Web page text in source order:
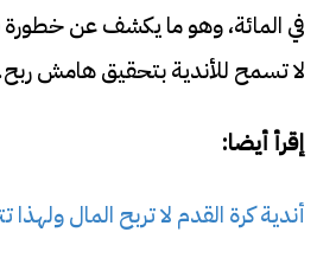
في المائة، وهو ما يكشف عن خطورة
لا تسمح للأندية بتحقيق هامش ربح.
إقرأ أيضا:
أندية كرة القدم لا تربح المال ولهذا